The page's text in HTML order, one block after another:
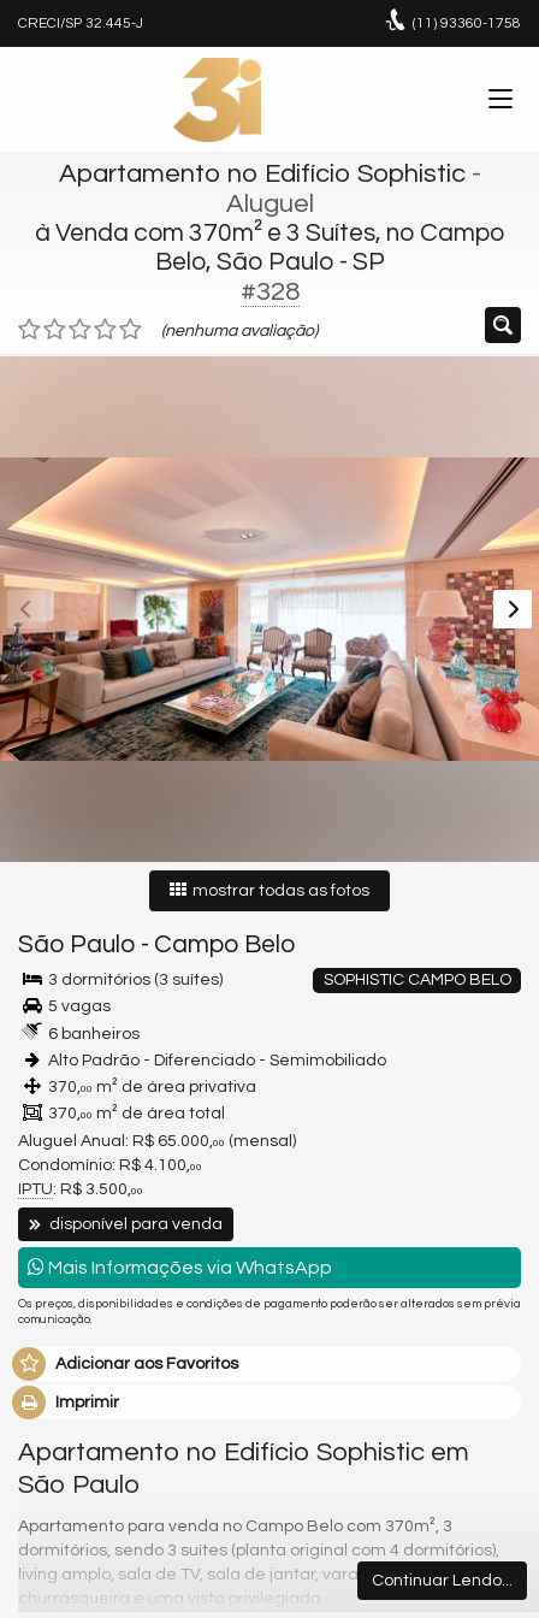
CRECI/SP 32.445-J (11) 93360-1758
Apartamento no Edifício Sophistic-
Aluguel
à Venda com 370m² e 3 Suítes, no Campo
Belo, São Paulo - SP
#328
(nenhuma avaliação)
mostrar todas as fotos
São Paulo - Campo Belo
SOPHISTIC CAMPO BELO
3 dormitórios (3 suítes)
5 vagas
6 banheiros
Alto Padrão - Diferenciado - Semimobiliado
370,00 m² de área privativa
370,00 m² de área total
Aluguel Anual: R$ 65.000,00 (mensal)
Condomínio: R$ 4.100,00
IPTU: R$ 3.500,00
disponível para venda
Mais Informações via WhatsApp
Os preços, disponibilidades e condições de pagamento poderão ser alterados sem prévia
comunicação.
Adicionar aos Favoritos
Imprimir
Apartamento no Edifício Sophistic em
São Paulo
Apartamento para venda no Campo Belo com 370m², 3
dormitórios, sendo 3 suítes (planta original com 4 dormitórios),
living amplo, sala de TV, sala de jantar, varanda gourmet com
churrasqueira e uma vista privilegiada.
Continuar Lendo...